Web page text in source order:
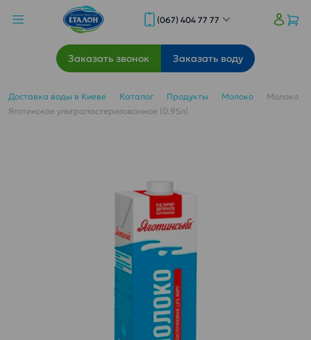
(067) 404 77 77
Заказать звонок Заказать воду
Доставка воды в Киеве Каталог Продукты Молоко
Молоко
Яготинское ультрапастеризованное (0.95л)